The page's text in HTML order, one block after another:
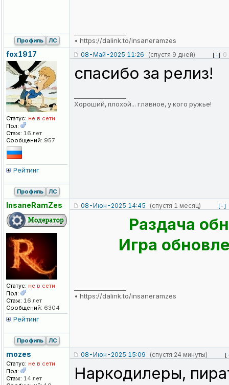
• https://dalink.to/insaneramzes
Профиль ЛС
fox1917
Статус: не в сети
Пол:
Стаж: 16 лет
Сообщений: 957
Рейтинг
08-Май-2025 11:26 (спустя 9 дней) [-] 0
спасибо за релиз!
Хороший, плохой... главное, у кого ружье!
Профиль ЛС
InsaneRamZes
Статус: не в сети
Пол:
Стаж: 16 лет
Сообщений: 6304
Рейтинг
08-Июн-2025 14:45 (спустя 1 месяц) [-]
Раздача
Игра
• https://dalink.to/insaneramzes
Профиль ЛС
mozes
Статус: не в сети
Пол:
Стаж: 14 лет
08-Июн-2025 15:09 (спустя 24 минуты)
Наркодилеры,